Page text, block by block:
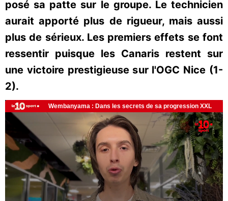
posé sa patte sur le groupe. Le technicien
aurait apporté plus de rigueur, mais aussi
plus de sérieux. Les premiers effets se font
ressentir puisque les Canaris restent sur
une victoire prestigieuse sur l'OGC Nice (1-
2).